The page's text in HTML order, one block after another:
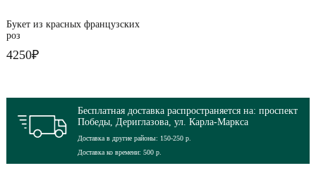
Букет из красных французских
роз
4250₽
Бесплатная доставка распространяется на: проспект
Победы, Дериглазова, ул. Карла-Маркса
Доставка в другие районы: 150-250 р.
Доставка ко времени: 500 р.